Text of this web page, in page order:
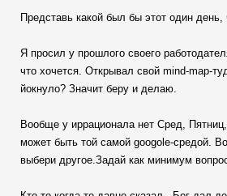
Представь какой был бы этот один
Я просил у прошлого своего
что хочется. Открывал свой mind-map-
йокнуло? Значит беру и делаю.
Вообще у иррационала нет Сред,
может быть той самой goоgole-средой.
выбери другое.Задай как минимум